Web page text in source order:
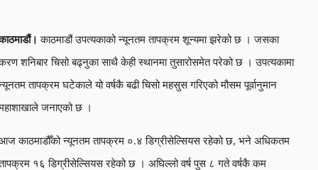
काठमाडौं उपत्यकाको न्यूनतम तापक्रम शून्यमा झरेको छ । जसका
शनिबार चिसो बढ्नुका साथै केही स्थानमा तुसारोसमेत परेको छ । उपत्यकामा
तापक्रम घटेकाले यो वर्षकै बढी चिसो महसुस गरिएको मौसम पूर्वानुमान
जनाएको छ ।
काठमाडौँको न्यूनतम तापक्रम ०.४ डिग्रीसेल्सियस रहेको छ, भने अधिकतम
१६ डिग्रीसेल्सियस रहेको छ । अघिल्लो वर्ष पुस ८ गते वर्षकै कम